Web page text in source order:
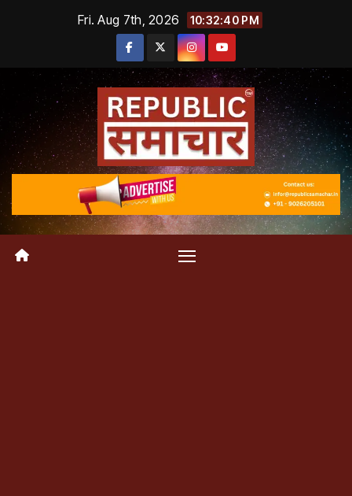
Fri. Aug 7th, 2026 10:32:41 PM